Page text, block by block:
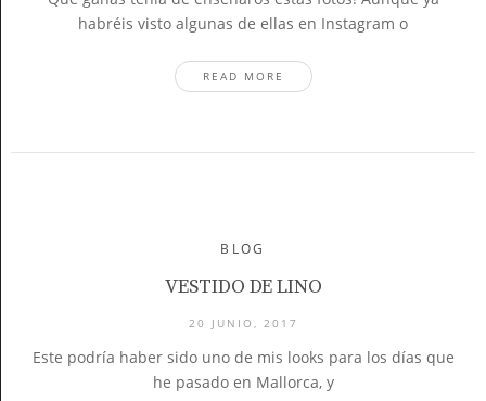
habréis visto algunas de ellas en Instagram o
READ MORE
BLOG
VESTIDO DE LINO
20 JUNIO, 2017
Este podría haber sido uno de mis looks para los días que
he pasado en Mallorca, y